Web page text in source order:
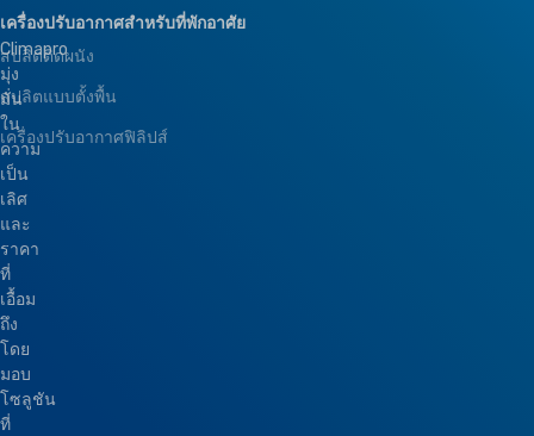
Climapro
มุ่ง
มั่น
ใน
ความ
เป็น
เลิศ
และ
ราคา
ที่
เอื้อม
ถึง
โดย
มอบ
โซลูชัน
ที่
เครื่องปรับอากาศสำหรับที่พักอาศัย
สปลิตติดผนัง
สปลิตแบบตั้งพื้น
เครื่องปรับอากาศฟิลิปส์